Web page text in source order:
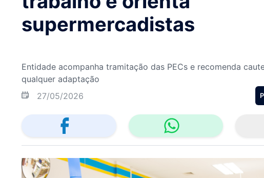
supermercadistas
Entidade acompanha tramitação das PECs e recomenda
qualquer adaptação
27/05/2026